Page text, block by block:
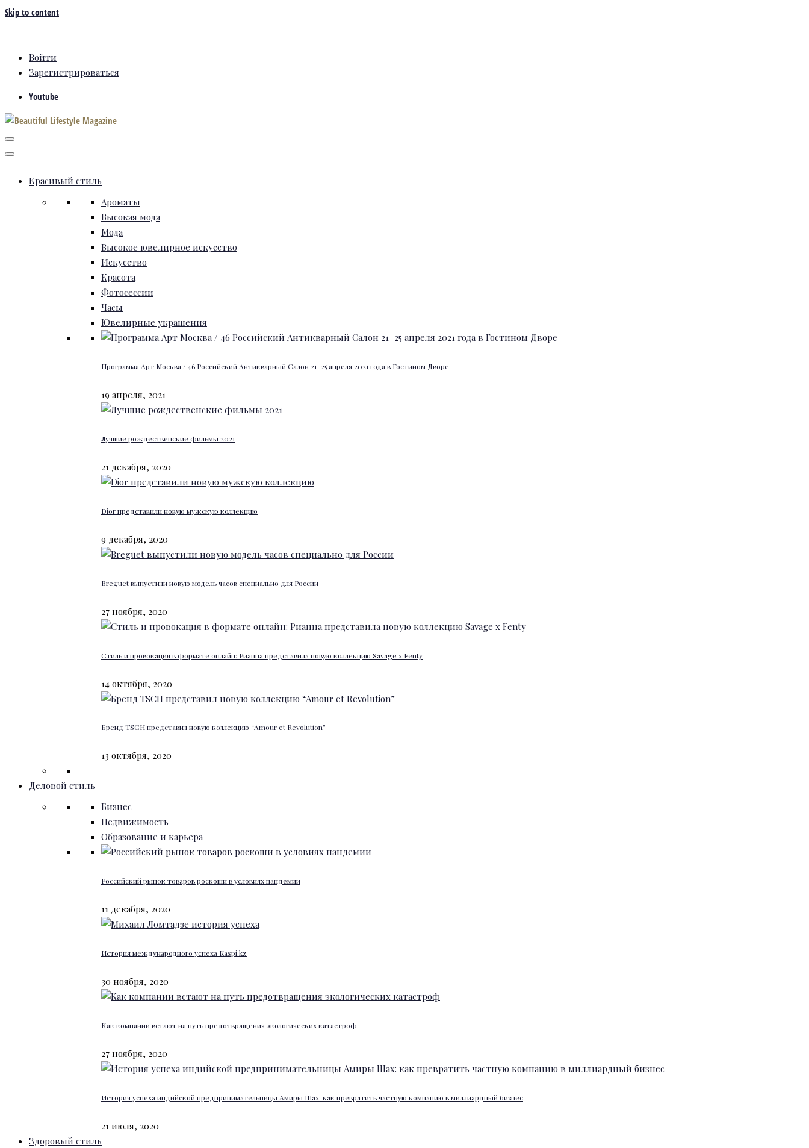
Skip to content
Войти
Зарегистрироваться
Youtube
Красивый стиль
Ароматы
Высокая мода
Мода
Высокое ювелирное искусство
Искусство
Красота
Фотосессии
Часы
Ювелирные украшения
Программа Арт Москва / 46 Российский Антикварный Салон 21–25 апреля 2021 года в Гостином Дворе
19 апреля, 2021
Лучшие рождественские фильмы 2021
21 декабря, 2020
Dior представили новую мужскую коллекцию
9 декабря, 2020
Breguet выпустили новую модель часов специально для России
27 ноября, 2020
Стиль и провокация в формате онлайн: Рианна представила новую коллекцию Savage x Fenty
14 октября, 2020
Бренд TSCH представил новую коллекцию “Amour et Revolution”
13 октября, 2020
Деловой стиль
Бизнес
Недвижимость
Образование и карьера
Российский рынок товаров роскоши в условиях пандемии
11 декабря, 2020
История международного успеха Kaspi.kz
30 ноября, 2020
Как компании встают на путь предотвращения экологических катастроф
27 ноября, 2020
История успеха индийской предпринимательницы Амиры Шах: как превратить частную компанию в миллиардный бизнес
21 июля, 2020
Здоровый стиль